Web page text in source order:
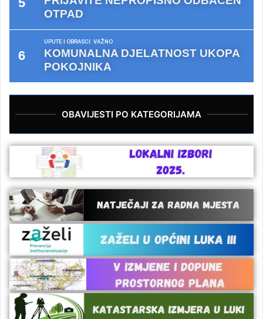
OTPAD
UPUTE I OBRASCI VAŽNO
KOMUNALNA DJELATNOST UKOPA
POKOJNIKA
OBAVIJESTI PO KATEGORIJAMA